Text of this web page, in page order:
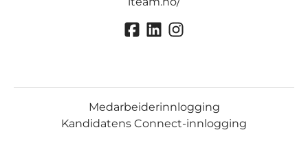
Medarbeiderinnlogging
Kandidatens Connect-innlogging